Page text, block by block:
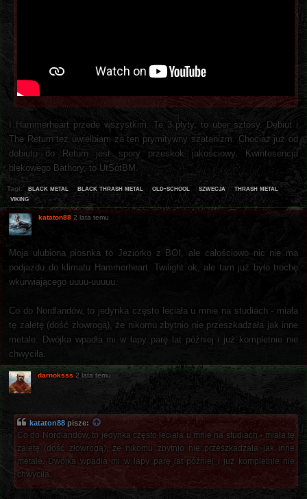
I Hammerheart przede wszystkim. Te 3 płyty, to uber sztosy. Debiut i
The Return też uwielbiam za ten prymitywny szatanizm. Chociaż już od
debiutu do Return jest spory przeskok jakościowy. Kwintesencja
blekowego Bathory, to UtSotBM.
Tagi: black metal black thrash metal old-school szwecja
thrash metal
viking
kataton88 2 lata temu
Moja ulubiona piosnka to Jeziorko z BOI, ale całościowo nic nie ma
podjazdu do klimatu Hammerheart. Twilight ok, ale tam już było trochę
wkurwiającego uuuu-uuuuu.
Co do Nordlandów, to jedynka często leciała u mnie na studiach - miała
tę zaletę (dość złowrogą), że nikomu zbytnio nie przeszkadzała jak inne
metale. Dwójka wpadła mi w łapy parę lat później i już kompletnie nie
chwyciła.
darnoksss 2 lata temu
kataton88 pisze:
Co do Nordlandów, to jedynka często leciała u mnie na studiach - miała tę
zaletę (dość złowrogą), że nikomu zbytnio nie przeszkadzała jak inne
metale. Dwójka wpadła mi w łapy parę lat później i już kompletnie nie
chwyciła.